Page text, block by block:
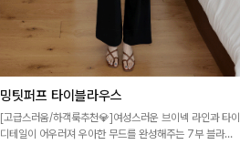
밍팃퍼프 타이블라우스
[고급스러움/하객룩추천💎]여성스러운 브이넥 라인과 타이
디테일이 어우러져 우아한 무드를 완성해주는 7부 블라우